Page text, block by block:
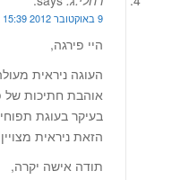
9 באוקטובר 2012 at 15:39
היי פירגה,
העוגה ניראית
אוהבת חתיכות של
בעיקר בעוגת
הזאת ניראית
תודה אישה יקרה,